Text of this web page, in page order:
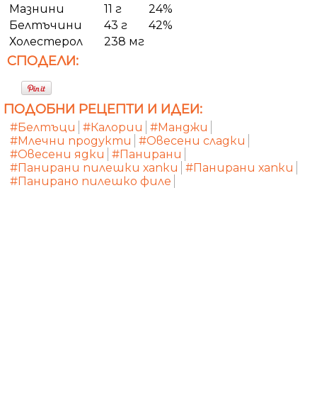
Мазнини
11 г
24%
Белтъчини
43 г
42%
Холестерол
238 мг
СПОДЕЛИ:
ПОДОБНИ РЕЦЕПТИ И ИДЕИ:
#Белтъци #Калории
#Манджи
#Млечни продукти
#Овесени сладки
#Овесени ядки
#Панирани
#Панирани пилешки хапки
#Панирани хапки
#Панирано пилешко филе